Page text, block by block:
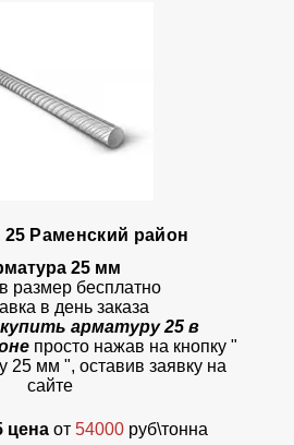
Раменский район
25 мм
размер бесплатно
в день заказа
купить арматуру 25 в
просто нажав на кнопку"
25 мм ", оставив заявку на
сайте
цена от 54000 руб\тонна